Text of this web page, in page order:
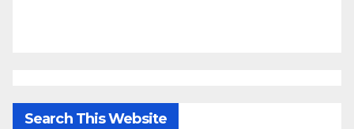
Search This Website